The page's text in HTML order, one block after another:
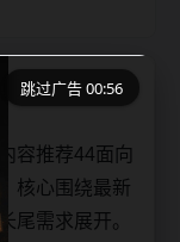
容推荐44面向
核心围绕最新
尾需求展开。
跳过广告 00:56